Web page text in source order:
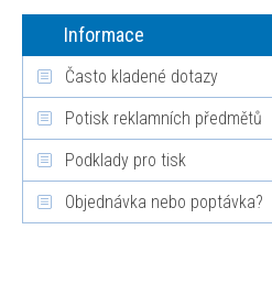
Informace
Často kladené dotazy
Potisk reklamních předmětů
Podklady pro tisk
Objednávka nebo poptávka?